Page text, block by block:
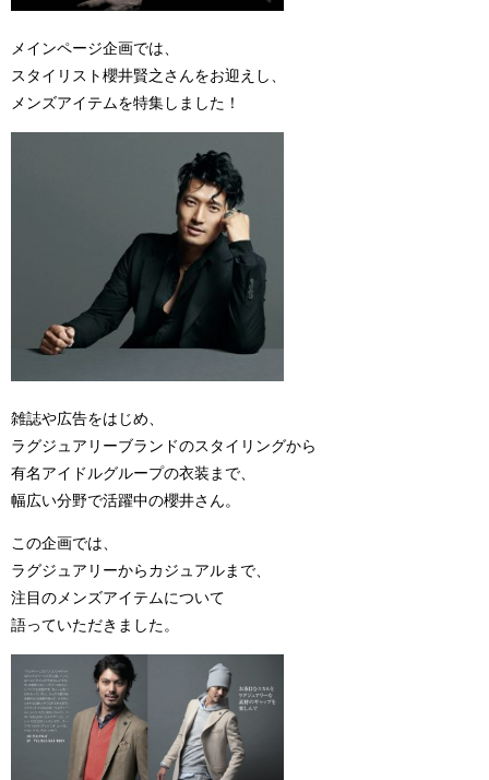
メインページ企画では、
スタイリスト櫻井賢之さんをお迎えし、
メンズアイテムを特集しました！
雑誌や広告をはじめ、
ラグジュアリーブランドのスタイリングから
有名アイドルグループの衣装まで、
幅広い分野で活躍中の櫻井さん。
この企画では、
ラグジュアリーからカジュアルまで、
注目のメンズアイテムについて
語っていただきました。